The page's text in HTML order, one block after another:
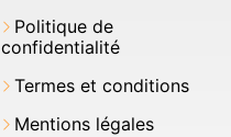
Politique de
confidentialité
Termes et conditions
Mentions légales